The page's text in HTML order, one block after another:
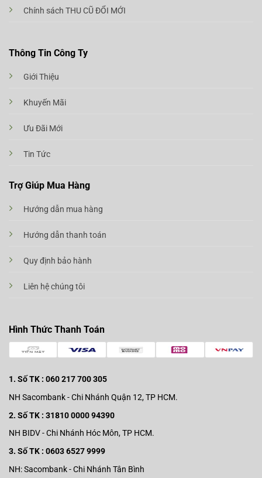
Chính sách THU CŨ ĐỔI MỚI
Thông Tin Công Ty
Giới Thiệu
Khuyến Mãi
Ưu Đãi Mới
Tin Tức
Trợ Giúp Mua Hàng
Hướng dẫn mua hàng
Hướng dẫn thanh toán
Quy định bảo hành
Liên hệ chúng tôi
Hình Thức Thanh Toán
1. Số TK : 060 217 700 305
NH Sacombank - Chi Nhánh Quận 12, TP HCM.
2. Số TK : 31810 0000 94390
NH BIDV - Chi Nhánh Hóc Môn, TP HCM.
3. Số TK : 0603 6527 9999
NH: Sacombank - Chi Nhánh Tân Bình